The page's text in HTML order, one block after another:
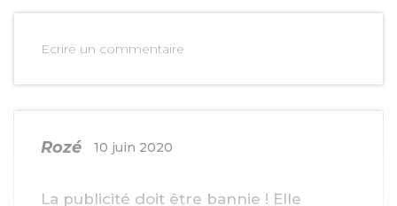
Ecrire un commentaire
Rozé 10 juin 2020
La publicité doit être bannie ! Elle